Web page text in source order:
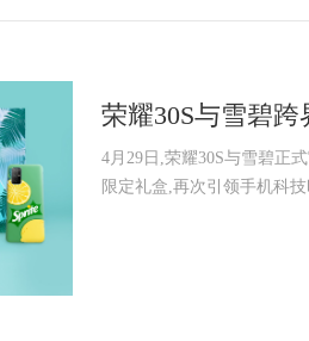
荣耀30S与雪碧跨
活方式
4月29日,荣耀30S与雪碧正
限定礼盒,再次引领手机科